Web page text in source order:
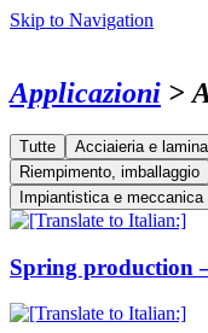
Skip to Navigation
Applicazioni >
Tutte Acciaieria e
Riempimento, imballaggio
Impiantistica e meccanica
Spring production